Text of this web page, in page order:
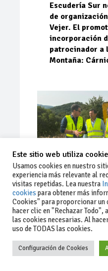
Escudería Sur
de
Vejer. El
incorporación
patrocinador a
Montaña:
Ago 03,
La Junta
A381 por Los
Este sitio web utiliza
Usamos cookies en nuestro
experiencia más relevante al
visitas repetidas. Lea nuestra
cookies para obtener más
Cookies" para proporcionar
hacer clic en "Rechazar Todo",
las cookies necesarias. Al
uso de TODAS las cookies.
Configuración de Cookies